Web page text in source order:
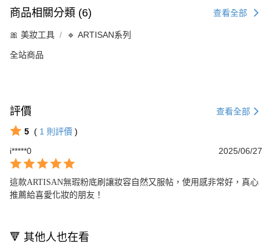
商品相關分類 (6) 查看全部
🎀 美妝工具 🔹 ARTISAN系列
全站商品
評價 查看全部
5 ( 1 則評價 )
i*****0
2025/06/27
這款ARTISAN無瑕粉底刷讓妝容自然又服帖，使用感非常好，真心
推薦給喜愛化妝的朋友！
🔻 其他人也在看